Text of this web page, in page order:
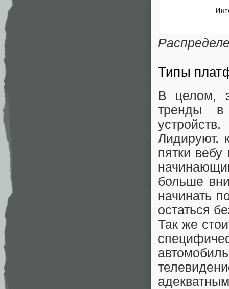
Типы
В целом,
тренды в
устройств.
Лидируют,
пятки
больше
начинать
остаться
Так же